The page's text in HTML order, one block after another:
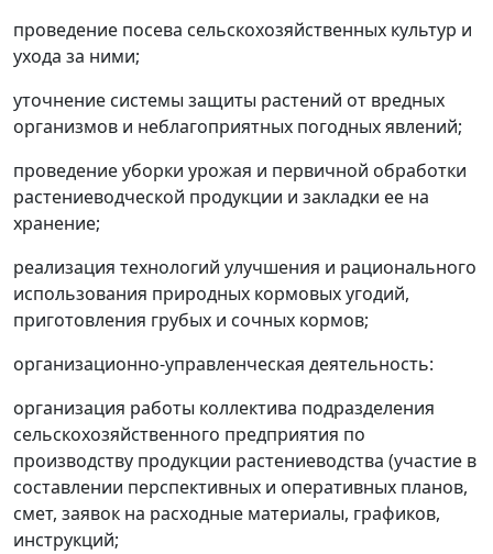
проведение посева сельскохозяйственных культур и
ухода за ними;
уточнение системы защиты растений от вредных
организмов и неблагоприятных погодных явлений;
проведение уборки урожая и первичной обработки
растениеводческой продукции и закладки ее на
хранение;
реализация технологий улучшения и рационального
использования природных кормовых угодий,
приготовления грубых и сочных кормов;
организационно-управленческая деятельность:
организация работы коллектива подразделения
сельскохозяйственного предприятия по
производству продукции растениеводства (участие в
составлении перспективных и оперативных планов,
смет, заявок на расходные материалы, графиков,
инструкций;